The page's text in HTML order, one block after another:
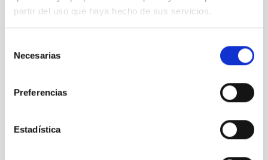
partir del uso que haya hecho de sus servicios.
Necesarias
Preferencias
Estadística